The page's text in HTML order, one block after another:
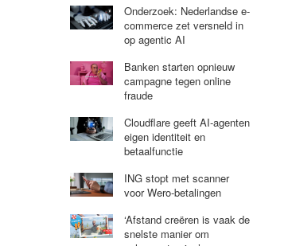
Onderzoek: Nederlandse e-
commerce zet versneld in
op agentic AI
Banken starten opnieuw
campagne tegen online
fraude
Cloudflare geeft AI-agenten
eigen identiteit en
betaalfunctie
ING stopt met scanner
voor Wero-betalingen
‘Afstand creëren is vaak de
snelste manier om